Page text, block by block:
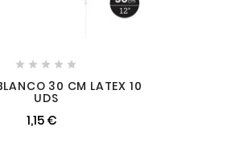
    
30 CM LATEX 10
UDS
1,15 €